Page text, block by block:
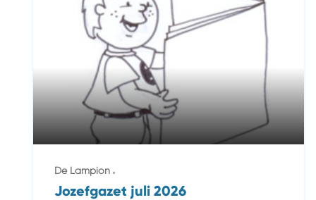
De Lampion
Jozefgazet juli 2026